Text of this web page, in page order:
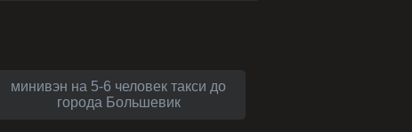
минивэн на 5-6 человек такси до
города Большевик